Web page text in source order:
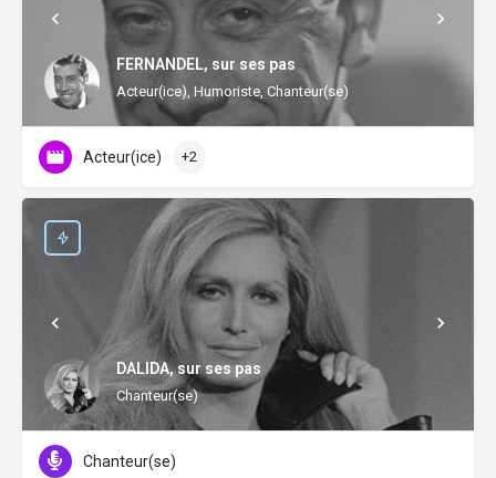
FERNANDEL, sur ses pas
Acteur(ice), Humoriste, Chanteur(se)
Acteur(ice) +2
DALIDA, sur ses pas
Chanteur(se)
Chanteur(se)